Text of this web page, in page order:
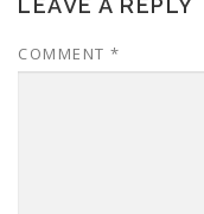
LEAVE A REPLY
COMMENT *